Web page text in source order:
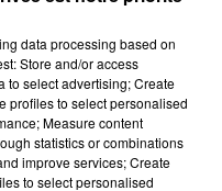
donner votre accord
ci-dessous.
data processing based on
Store and/or access
to select advertising; Create
profiles to select personalised
Measure content
statistics or combinations
improve services; Create
to select personalised